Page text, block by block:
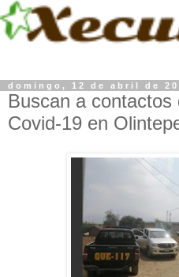
domingo, 12 de abril de
Buscan a contactos
Covid-19 en